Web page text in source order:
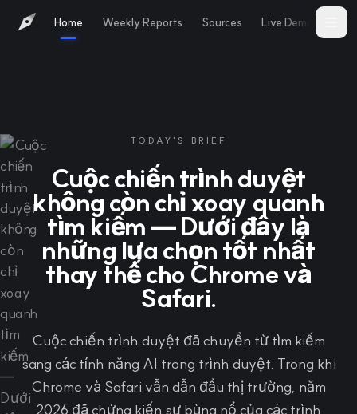
Home Weekly Reports Sources Live Demo
TODAY'S BRIEF
Cuộc chiến trình duyệt
không còn chỉ xoay quanh
tìm kiếm — Dưới đây là
những lựa chọn tốt nhất
thay thế cho Chrome và
Safari.
Cuộc chiến trình duyệt đã chuyển từ tìm kiếm
sang các tính năng AI trong trình duyệt. Trong khi
Chrome và Safari vẫn dẫn đầu thị trường, năm
2026 đã chứng kiến sự bùng nổ của các trình